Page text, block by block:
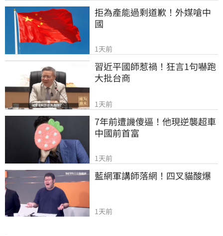
拒為產能過剩道歉！外媒嗆中
國
1天前
習近平國師惹禍！狂言1句嚇跑
大批台商
1天前
7年前遭譏傻逼！他現逆襲超車
中國前首富
1天前
藍網軍講師落網！四叉貓酸爆
1天前